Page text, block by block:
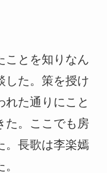
ことを知りなん
した。策を授け
れた通りにこと
た。ここでも房
。長歌は李楽嫣